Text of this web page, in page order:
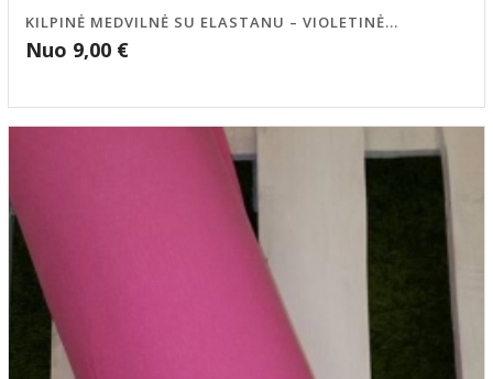
KILPINĖ MEDVILNĖ SU ELASTANU – VIOLETINĖ...
Nuo 9,00 €